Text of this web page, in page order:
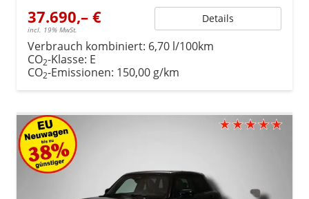
37.690,– €
incl. 19% MwSt.
Details
Verbrauch kombiniert: 6,70 l/100km
CO2-Klasse: E
CO2-Emissionen: 150,00 g/km